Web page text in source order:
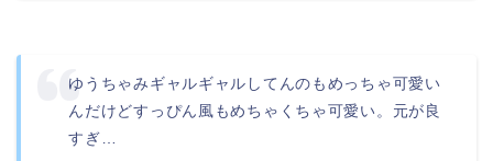
ゆうちゃみギャルギャルしてんのもめっちゃ可愛い
んだけどすっぴん風もめちゃくちゃ可愛い。元が良
すぎ…